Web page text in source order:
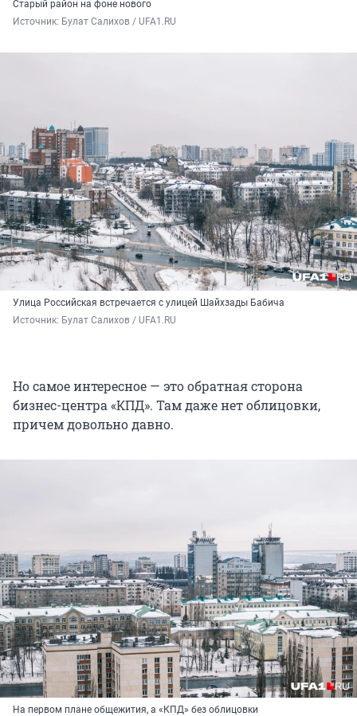
Старый район на фоне нового
Источник: Булат Салихов / UFA1.RU
Улица Российская встречается с улицей Шайхзады Бабича
Источник: Булат Салихов / UFA1.RU
Но самое интересное — это обратная сторона
бизнес-центра «КПД». Там даже нет облицовки,
причем довольно давно.
На первом плане общежития, а «КПД» без облицовки